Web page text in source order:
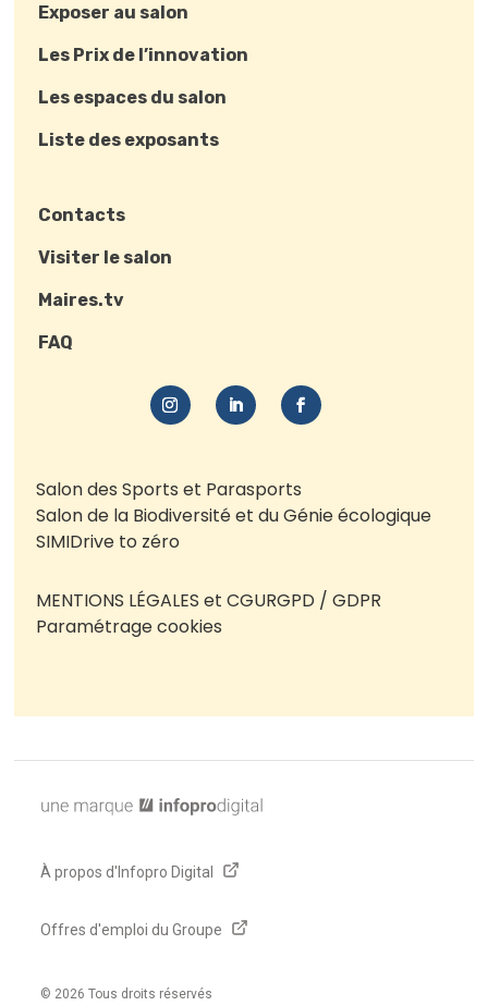
Exposer au salon
Les Prix de l’innovation
Les espaces du salon
Liste des exposants
Contacts
Visiter le salon
Maires.tv
FAQ
Salon des Sports et Parasports
Salon de la Biodiversité et du Génie écologique
SIMIDrive to zéro
MENTIONS LÉGALES et CGURGPD / GDPR
Paramétrage cookies